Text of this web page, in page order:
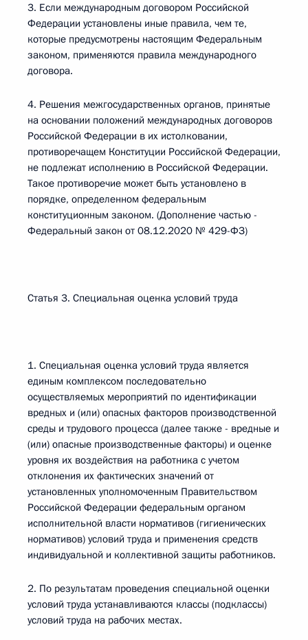
3. Если международным договором Российской
Федерации установлены иные правила, чем те,
которые предусмотрены настоящим Федеральным
законом, применяются правила международного
договора.
4. Решения межгосударственных органов, принятые
на основании положений международных договоров
Российской Федерации в их истолковании,
противоречащем Конституции Российской Федерации,
не подлежат исполнению в Российской Федерации.
Такое противоречие может быть установлено в
порядке, определенном федеральным
конституционным законом. (Дополнение частью -
Федеральный закон от 08.12.2020 № 429-ФЗ)
Статья 3. Специальная оценка условий труда
1. Специальная оценка условий труда является
единым комплексом последовательно
осуществляемых мероприятий по идентификации
вредных и (или) опасных факторов производственной
среды и трудового процесса (далее также - вредные и
(или) опасные производственные факторы) и оценке
уровня их воздействия на работника с учетом
отклонения их фактических значений от
установленных уполномоченным Правительством
Российской Федерации федеральным органом
исполнительной власти нормативов (гигиенических
нормативов) условий труда и применения средств
индивидуальной и коллективной защиты работников.
2. По результатам проведения специальной оценки
условий труда устанавливаются классы (подклассы)
условий труда на рабочих местах.